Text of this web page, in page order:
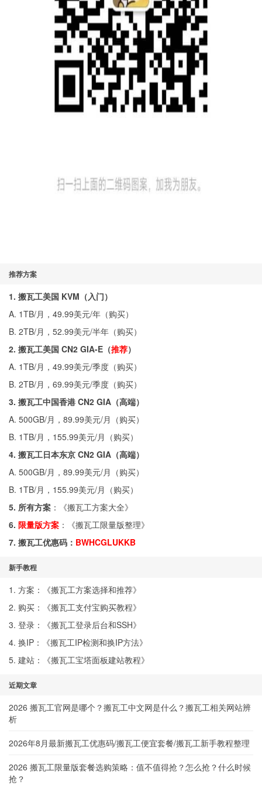
推荐方案
1. 搬瓦工美国 KVM（入门）
A. 1TB/月，49.99美元/年（购买）
B. 2TB/月，52.99美元/半年（购买）
2. 搬瓦工美国 CN2 GIA-E（推荐）
A. 1TB/月，49.99美元/季度（购买）
B. 2TB/月，69.99美元/季度（购买）
3. 搬瓦工中国香港 CN2 GIA（高端）
A. 500GB/月，89.99美元/月（购买）
B. 1TB/月，155.99美元/月（购买）
4. 搬瓦工日本东京 CN2 GIA（高端）
A. 500GB/月，89.99美元/月（购买）
B. 1TB/月，155.99美元/月（购买）
5. 所有方案 ：《搬瓦工方案大全》
6. 限量版方案 ：《搬瓦工限量版整理》
7. 搬瓦工优惠码： BWHCGLUKKB
新手教程
1. 方案：《搬瓦工方案选择和推荐》
2. 购买：《搬瓦工支付宝购买教程》
3. 登录：《搬瓦工登录后台和SSH》
4. 换IP：《搬瓦工IP检测和换IP方法》
5. 建站：《搬瓦工宝塔面板建站教程》
近期文章
2026 搬瓦工官网是哪个？搬瓦工中文网是什么？搬瓦工相关网站辨
析
2026年8月最新搬瓦工优惠码/搬瓦工便宜套餐/搬瓦工新手教程整理
2026 搬瓦工限量版套餐选购策略：值不值得抢？怎么抢？什么时候
抢？